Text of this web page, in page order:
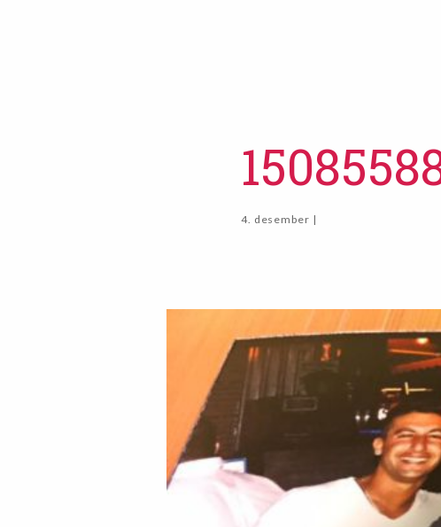
4. desember |